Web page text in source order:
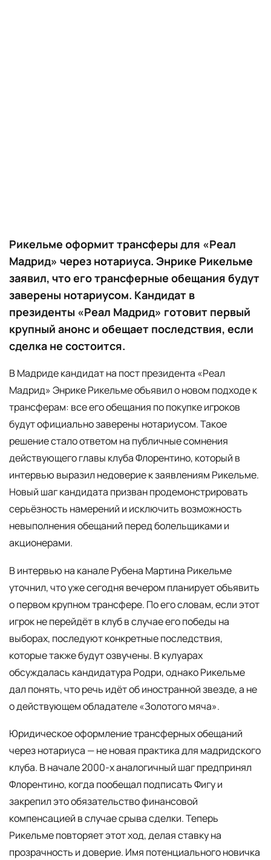
Рикельме оформит трансферы для «Реал
Мадрид» через нотариуса. Энрике Рикельме
заявил, что его трансферные обещания будут
заверены нотариусом. Кандидат в
президенты «Реал Мадрид» готовит первый
крупный анонс и обещает последствия, если
сделка не состоится.
В Мадриде кандидат на пост президента «Реал
Мадрид» Энрике Рикельме объявил о новом подходе к
трансферам: все его обещания по покупке игроков
будут официально заверены нотариусом. Такое
решение стало ответом на публичные сомнения
действующего главы клуба Флорентино, который в
интервью выразил недоверие к заявлениям Рикельме.
Новый шаг кандидата призван продемонстрировать
серьёзность намерений и исключить возможность
невыполнения обещаний перед болельщиками и
акционерами.
В интервью на канале Рубена Мартина Рикельме
уточнил, что уже сегодня вечером планирует объявить
о первом крупном трансфере. По его словам, если этот
игрок не перейдёт в клуб в случае его победы на
выборах, последуют конкретные последствия,
которые также будут озвучены. В кулуарах
обсуждалась кандидатура Родри, однако Рикельме
дал понять, что речь идёт об иностранной звезде, а не
о действующем обладателе «Золотого мяча».
Юридическое оформление трансферных обещаний
через нотариуса — не новая практика для мадридского
клуба. В начале 2000-х аналогичный шаг предпринял
Флорентино, когда пообещал подписать Фигу и
закрепил это обязательство финансовой
компенсацией в случае срыва сделки. Теперь
Рикельме повторяет этот ход, делая ставку на
прозрачность и доверие. Имя потенциального новичка